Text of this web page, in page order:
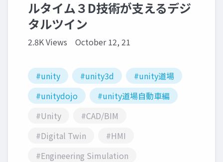
ルタイム３D技術が支えるデジ
タルツイン
2.8K Views October 12, 21
#unity #unity3d
#unity道場
#unitydojo
#unity道場自動車編
#Unity
#CAD/BIM
#Digital Twin
#HMI
#Engineering Simulation